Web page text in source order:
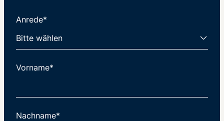
Anrede*
Vorname*
Nachname*